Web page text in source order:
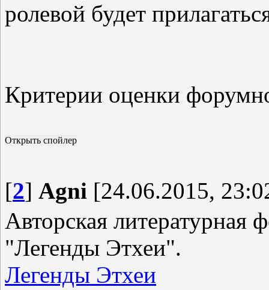
ролевой будет
Критерии оценки
[2] Agni [24.06.2015,
Авторская литературная
"Легенды Этхеи".
Легенды Этхеи